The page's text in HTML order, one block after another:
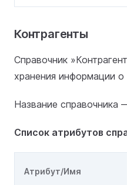
Контрагенты
Справочник
хранения информации о
Название справочника
Список атрибутов
Атрибут/Имя